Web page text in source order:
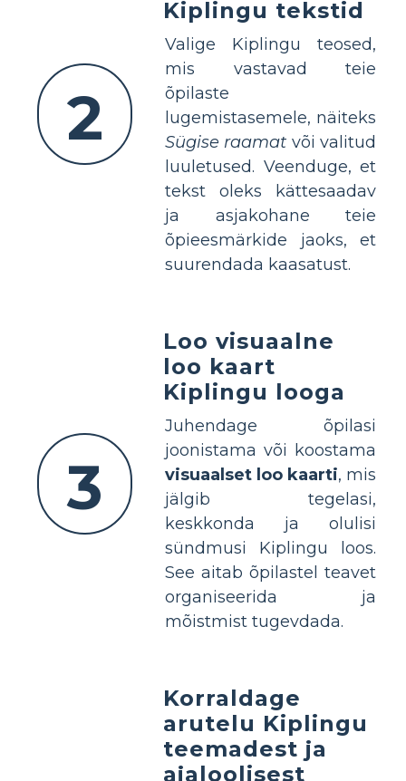
2
Kiplingu tekstid
Valige Kiplingu teosed,
mis vastavad teie
õpilaste
lugemistasemele, näiteks
Sügise raamat või valitud
luuletused. Veenduge, et
tekst oleks kättesaadav
ja asjakohane teie
õpieesmärkide jaoks, et
suurendada kaasatust.
3
Loo visuaalne
loo kaart
Kiplingu looga
Juhendage õpilasi
joonistama või koostama
visuaalset loo kaarti, mis
jälgib tegelasi,
keskkonda ja olulisi
sündmusi Kiplingu loos.
See aitab õpilastel teavet
organiseerida ja
mõistmist tugevdada.
Korraldage
arutelu Kiplingu
teemadest ja
ajaloolisest